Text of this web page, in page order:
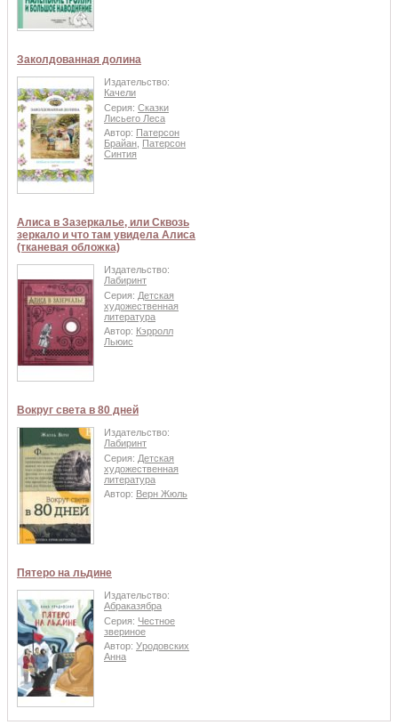
Заколдованная долина
Издательство:
Качели
Серия: Сказки
Лисьего Леса
Автор: Патерсон
Брайан Патерсон
Синтия
Алиса в Зазеркалье, или Сквозь
зеркало и что там увидела Алиса
(тканевая обложка)
Издательство:
Лабиринт
Серия: Детская
художественная
литература
Автор: Кэрролл
Льюис
Вокруг света в 80 дней
Издательство:
Лабиринт
Серия: Детская
художественная
литература
Автор: Верн Жюль
Пятеро на льдине
Издательство:
Абраказябра
Серия: Честное
звериное
Автор: Уродовских
Анна